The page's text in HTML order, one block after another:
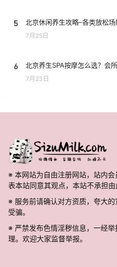
5 北京休闲养生攻略–各类放松
7月25日
6 北京养生SPA按摩怎么选？会
7月23日
※ 本网站为自由注册网站，站内
表本站同意其观点，本站不承担由
※ 服务前请确认对方资质，夸大
受骗。
※ 严禁发布色情淫秽信息，一经
理。欢迎大家监督举报。